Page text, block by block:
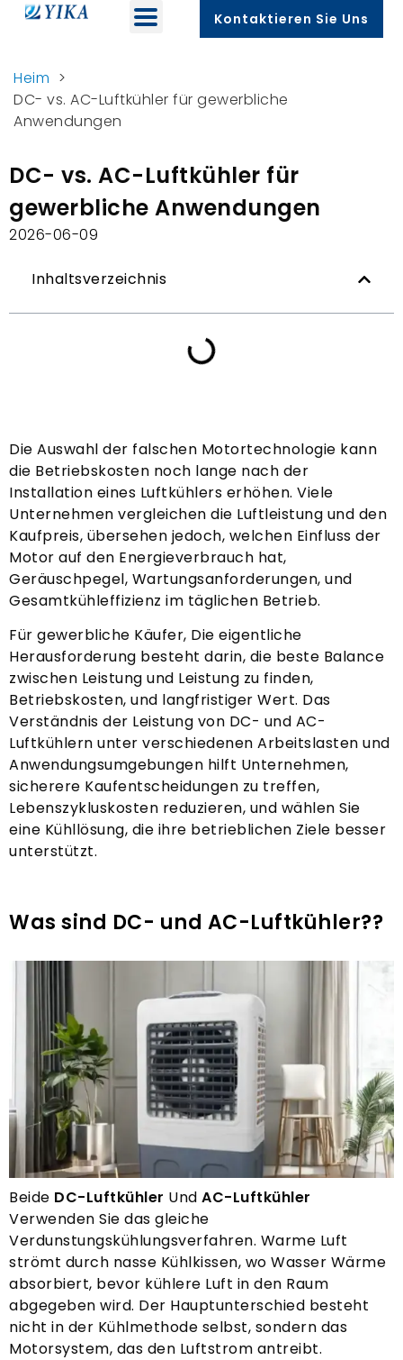
Kontaktieren Sie Uns
Heim >
DC- vs. AC-Luftkühler für gewerbliche
Anwendungen
DC- vs. AC-Luftkühler für
gewerbliche Anwendungen
2026-06-09
Inhaltsverzeichnis
Die Auswahl der falschen Motortechnologie kann
die Betriebskosten noch lange nach der
Installation eines Luftkühlers erhöhen. Viele
Unternehmen vergleichen die Luftleistung und den
Kaufpreis, übersehen jedoch, welchen Einfluss der
Motor auf den Energieverbrauch hat,
Geräuschpegel, Wartungsanforderungen, und
Gesamtkühleffizienz im täglichen Betrieb.
Für gewerbliche Käufer, Die eigentliche
Herausforderung besteht darin, die beste Balance
zwischen Leistung und Leistung zu finden,
Betriebskosten, und langfristiger Wert. Das
Verständnis der Leistung von DC- und AC-
Luftkühlern unter verschiedenen Arbeitslasten und
Anwendungsumgebungen hilft Unternehmen,
sicherere Kaufentscheidungen zu treffen,
Lebenszykluskosten reduzieren, und wählen Sie
eine Kühllösung, die ihre betrieblichen Ziele besser
unterstützt.
Was sind DC- und AC-Luftkühler??
Beide DC-Luftkühler Und AC-Luftkühler
Verwenden Sie das gleiche
Verdunstungskühlungsverfahren. Warme Luft
strömt durch nasse Kühlkissen, wo Wasser Wärme
absorbiert, bevor kühlere Luft in den Raum
abgegeben wird. Der Hauptunterschied besteht
nicht in der Kühlmethode selbst, sondern das
Motorsystem, das den Luftstrom antreibt.